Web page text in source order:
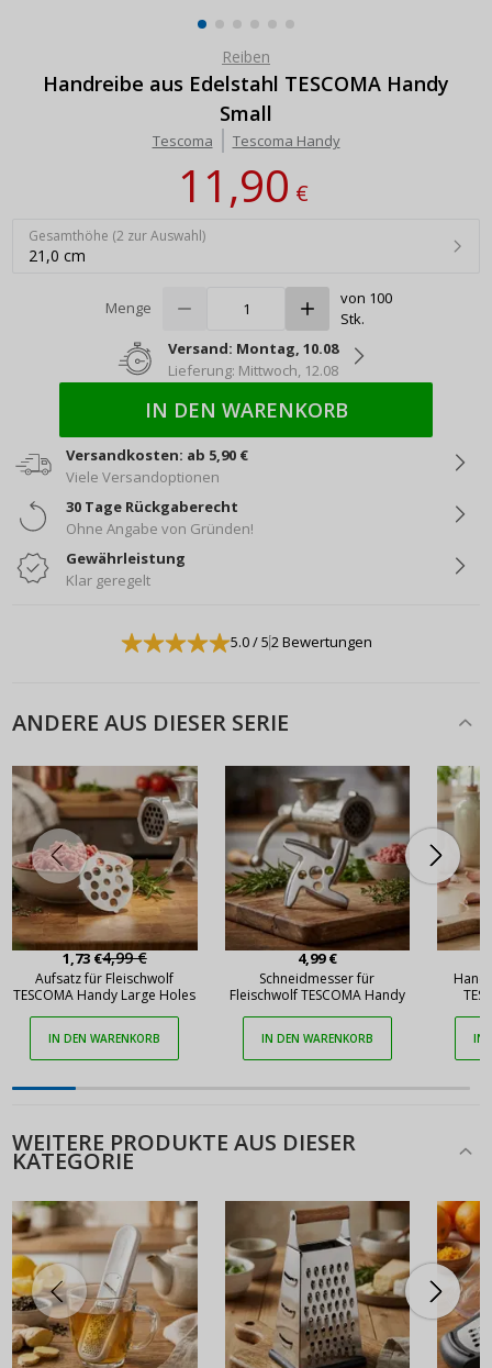
Reiben
Handreibe aus Edelstahl TESCOMA Handy
Small
Tescoma Tescoma Handy
11,90€
Gesamthöhe (2 zur Auswahl)
21,0 cm
Menge
von 100
Stk.
Versand: Montag, 10.08
Lieferung: Mittwoch, 12.08
IN DEN WARENKORB
Versandkosten: ab 5,90 €
Viele Versandoptionen
30 Tage Rückgaberecht
Ohne Angabe von Gründen!
Gewährleistung
Klar geregelt
5.0/ 52 Bewertungen
ANDERE AUS DIESER SERIE
1,73 €4,99 €
Aufsatz für Fleischwolf
TESCOMA Handy Large Holes
IN DEN WARENKORB
4,99 €
Schneidmesser für
Fleischwolf TESCOMA Handy
IN DEN WARENKORB IN
WEITERE PRODUKTE AUS DIESER
KATEGORIE